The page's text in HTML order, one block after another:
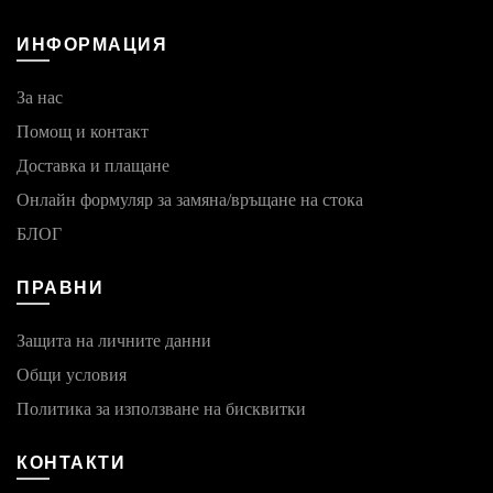
ИНФОРМАЦИЯ
За нас
Помощ и контакт
Доставка и плащане
Онлайн формуляр за замяна/връщане на стока
БЛОГ
ПРАВНИ
Защита на личните данни
Общи условия
Политика за използване на бисквитки
КОНТАКТИ